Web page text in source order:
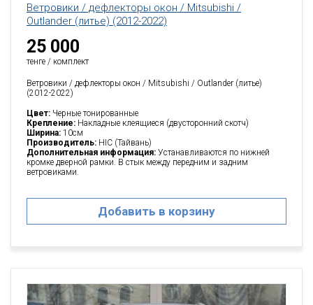
Ветровики / дефлекторы окон / Mitsubishi /
Outlander (литье) (2012-2022)
25 000
тенге / комплект
Ветровики / дефлекторы окон / Mitsubishi / Outlander (литье)
(2012-2022)
Цвет: Черные тонированные
Крепление: Накладные клеящиеся (двусторонний скотч)
Ширина: 10см
Производитель: HIC (Тайвань)
Дополнительная информация: Устанавливаются по нижней
кромке дверной рамки. В стык между передним и задним
ветровиками.
Добавить в корзину